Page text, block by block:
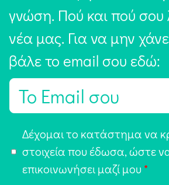
γνώση. Πού και πού σου
νέα μας. Για να μην
βάλε το email σου εδώ:
E
π
Δέχομαι το κατάστημα να
στοιχεία που έδωσα, ώστε
επικοινωνήσει μαζί μου *